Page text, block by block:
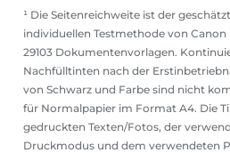
¹ Die Seitenreichweite ist der
individuellen Testmethode von
29103 Dokumentenvorlagen.
Nachfülltinten nach der
von Schwarz und Farbe sind nicht
für Normalpapier im Format A4. Die
gedruckten Texten/Fotos, der
Druckmodus und dem verwendeten